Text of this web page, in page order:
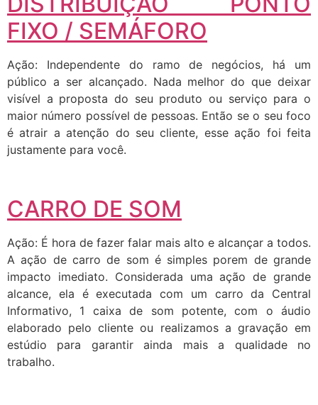
FIXO / SEMÁFORO
Ação: Independente do ramo de negócios, há um
público a ser alcançado. Nada melhor do que deixar
visível a proposta do seu produto ou serviço para o
maior número possível de pessoas. Então se o seu foco
é atrair a atenção do seu cliente, esse ação foi feita
justamente para você.
CARRO DE SOM
Ação: É hora de fazer falar mais alto e alcançar a todos.
A ação de carro de som é simples porem de grande
impacto imediato. Considerada uma ação de grande
alcance, ela é executada com um carro da Central
Informativo, 1 caixa de som potente, com o áudio
elaborado pelo cliente ou realizamos a gravação em
estúdio para garantir ainda mais a qualidade no
trabalho.